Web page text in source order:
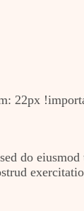
22px
do